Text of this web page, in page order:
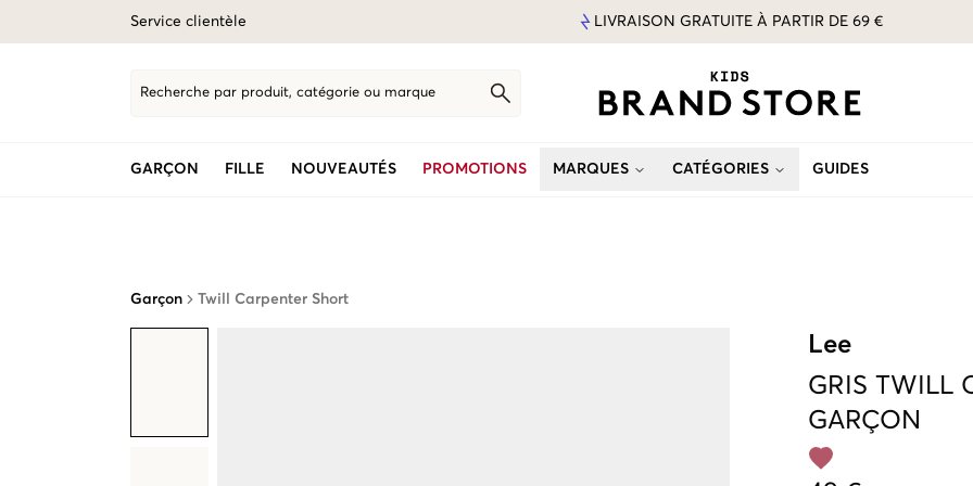
Service clientèle LIVRAISON GRATUITE À PARTIR DE 69 €
Recherche par produit, catégorie ou marque
GARÇON FILLE NOUVEAUTÉS PROMOTIONS MARQUES CATÉGORIES GUIDES
Garçon Twill Carpenter Short
Lee
GRIS TWILL
GARÇON